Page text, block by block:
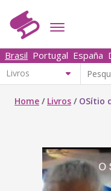
Brasil Portugal España
Home / Livros / OSítio